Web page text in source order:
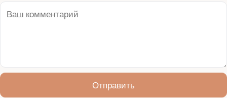
Отправить